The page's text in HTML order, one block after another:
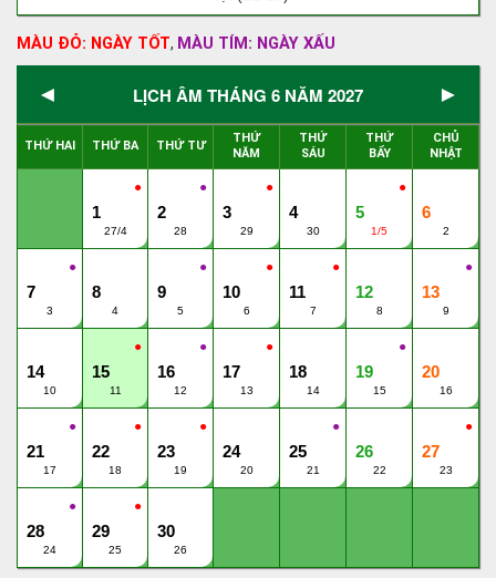
MÀU ĐỎ: NGÀY TỐT, MÀU TÍM: NGÀY XẤU
◄ LỊCH ÂM THÁNG 6 NĂM 2027 ►
THỨ HAI THỨ BA THỨ TƯ
THỨ
NĂM
THỨ
SÁU
THỨ
BẨY
CHỦ
NHẬT
●
1
27/4
●
2
28
●
3
29
4
30
●
5
1/5
6
2
●
7
3
8
4
●
9
5
●
10
6
●
11
7
12
8
●
13
9
14
10
●
15
11
●
16
12
●
17
13
18
14
●
19
15
20
16
●
21
17
●
22
18
●
23
19
24
20
●
25
21
26
22
●
27
23
●
28
24
●
29
25
30
26